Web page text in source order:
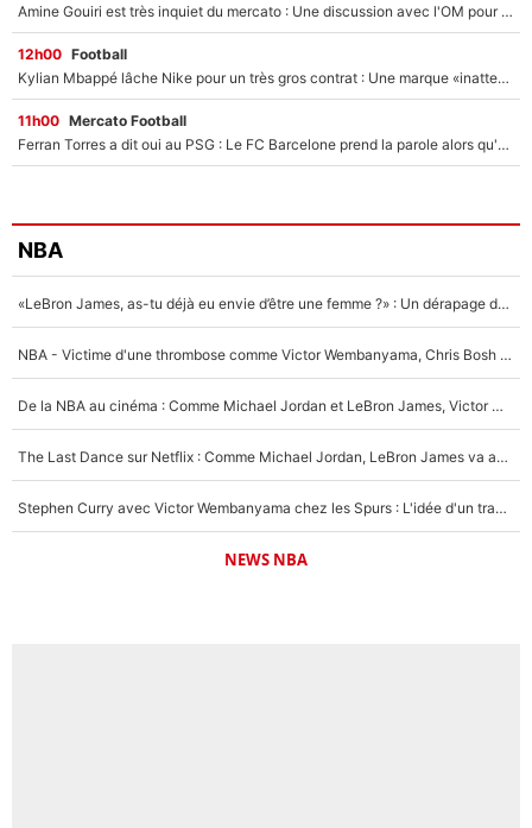
Amine Gouiri est très inquiet du mercato : Une discussion avec l'OM pour acter son transfert !
12h00 Football
Kylian Mbappé lâche Nike pour un très gros contrat : Une marque «inattendue» va frapper très fort
11h00 Mercato Football
Ferran Torres a dit oui au PSG : Le FC Barcelone prend la parole alors qu'un transfert de l'attaquant espagnol prend forme
NBA
«LeBron James, as-tu déjà eu envie d’être une femme ?» : Un dérapage de Donald Trump sur la superstar de la NBA refait surface
NBA - Victime d'une thrombose comme Victor Wembanyama, Chris Bosh prévient le Français des risques sur sa santé : «J’ai failli mourir sur le coup et j’ai été ramené à la vie»
De la NBA au cinéma : Comme Michael Jordan et LeBron James, Victor Wembanyama rêve d'une carrière d'acteur !
The Last Dance sur Netflix : Comme Michael Jordan, LeBron James va avoir le droit à sa série !
Stephen Curry avec Victor Wembanyama chez les Spurs : L'idée d'un trade historique est lancée en NBA !
NEWS NBA